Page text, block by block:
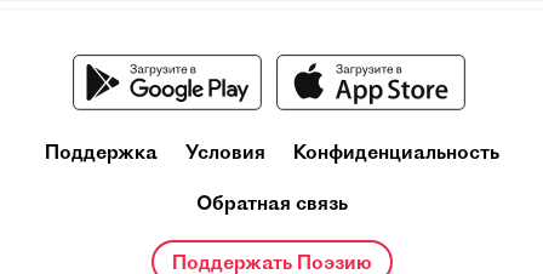
Поддержка Условия Конфиденциальность
Обратная связь
Поддержать Поэзию